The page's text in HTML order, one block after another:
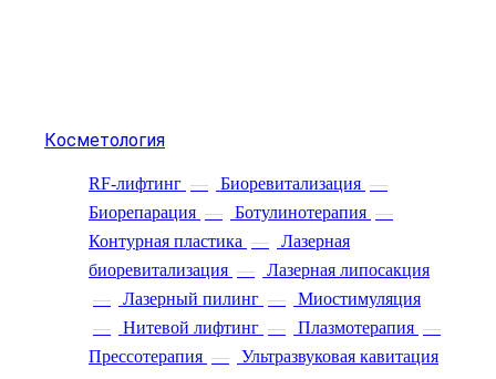
Косметология
RF-лифтинг — Биоревитализация —
Биорепарация — Ботулинотерапия —
Контурная пластика —
Лазерная
биоревитализация —
Лазерная липосакция
—
Лазерный пилинг —
Миостимуляция
—
Нитевой лифтинг — Плазмотерапия —
Прессотерапия — Ультразвуковая кавитация